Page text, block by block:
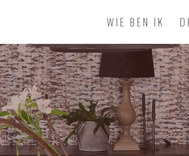
WIE BEN IK